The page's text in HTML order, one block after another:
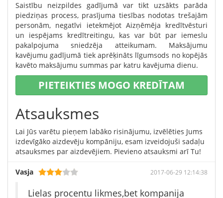
Saistību neizpildes gadījumā var tikt uzsākts parāda
piedziņas process, prasījuma tiesības nodotas trešajām
personām, negatīvi ietekmējot Aizņēmēja kredītvēsturi
un iespējams kredītreitingu, kas var būt par iemeslu
pakalpojuma sniedzēja atteikumam. Maksājumu
kavējumu gadījumā tiek aprēķināts līgumsods no kopējās
kavēto maksājumu summas par katru kavējuma dienu.
PIETEIKTIES MOGO KREDĪTAM
Atsauksmes
Lai Jūs varētu pieņem labāko risinājumu, izvēlēties Jums
izdevīgāko aizdevēju kompāniju, esam izveidojuši sadaļu
atsauksmes par aizdevējiem. Pievieno atsauksmi arī Tu!
Vasja 2017-06-29 12:14:38
Lielas procentu likmes,bet kompanija